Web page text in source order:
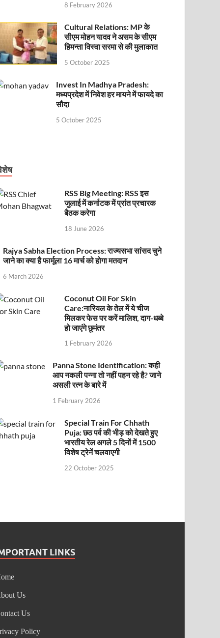
8 February 2026
Cultural Relations: MP के
सीएम मोहन यादव ने असम के सीएम
हिमन्ता विस्वा सरमा से की मुलाकात
5 October 2025
Invest In Madhya Pradesh:
मध्यप्रदेश में निवेश हर मायने में फायदे का
सौदा
5 October 2025
RSS Big Meeting: RSS इस
जुलाई में कर्नाटक में प्रांत प्रचारक
बैठक करेगा
18 June 2026
Rajya Sabha Election Process: राज्यसभा सांसद चुने
जाने का क्या है फार्मूला 16 मार्च को होगा मतदान
6 March 2026
Coconut Oil For Skin
Care:नारियल के तेल में ये चीज
मिलकर फेस पर करें मालिश, दाग-धब्बे
हो जाएंगे छूमंतर
1 February 2026
Panna Stone Identification: कही
आप नकली पन्ना तो नहीं पहन रहे है? जाने
असली रत्न के बारे में
1 February 2026
Special Train For Chhath
Puja: छठ पर्व की भीड़ को देखते हुए
भारतीय रेल अगले 5 दिनों में 1500
विशेष ट्रेनें चलवाएगी
22 October 2025
LINKS
Us
Us
Policy